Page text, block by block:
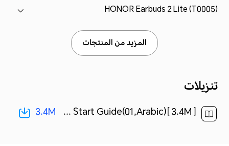
HONOR Earbuds 2 Lite (T0005)
المزيد من المنتجات
تنزيلات
HONOR Earbuds 2 Lite Quick Start Guide(01,Arabic)[ 3.4M ]
3.4M